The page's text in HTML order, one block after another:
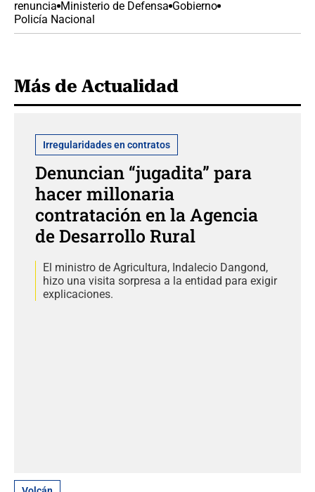
renuncia Ministerio de Defensa Gobierno
Policía Nacional
Más de Actualidad
Irregularidades en contratos
Denuncian “jugadita” para
hacer millonaria
contratación en la Agencia
de Desarrollo Rural
El ministro de Agricultura, Indalecio Dangond,
hizo una visita sorpresa a la entidad para exigir
explicaciones.